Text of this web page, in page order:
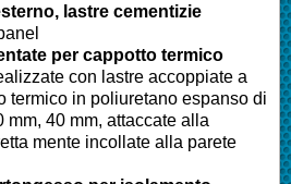
lastre cementizie
per cappotto termico
con lastre accoppiate a
termico in poliuretano espanso di
mm, 40 mm, attaccate alla
mente incollate alla parete